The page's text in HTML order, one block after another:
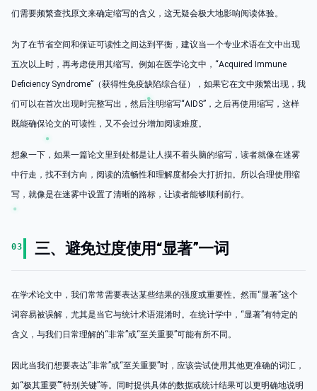
们需要频繁查找原文来确定缩写的含义，这无疑会极大地影响阅读体验。
为了在节省空间和保证可读性之间达到平衡，建议当一个专业术语在文中出现
五次以上时，再考虑使用其缩写。例如在医学论文中，“Acquired Immune
Deficiency Syndrome”（获得性免疫缺陷综合征），如果它在文中频繁出现，我
们可以在首次出现时完整写出，然后注明缩写“AIDS”，之后再使用缩写，这样
既能确保论文的可读性，又不会过分增加阅读难度。
想象一下，如果一篇论文里到处都是让人摸不着头脑的缩写，读者就像在迷雾
中行走，找不到方向，阅读的流畅性和理解度都会大打折扣。所以合理使用缩
写，就像是在迷雾中设置了清晰的路标，让读者能够顺利前行。
03 三、避免过度使用“显著”一词
在学术论文中，我们常常需要表达某些结果的强度或重要性。然而“显著”这个
词容易被误解，尤其是当它与统计术语混淆时。在统计学中，“显著”有特定的
含义，与我们日常理解的“非常”或“至关重要”可能有所不同。
因此当我们想要表达“非常”或“至关重要”时，应该尝试使用其他更准确的词汇，
如“极其重要”“特别关键”等。同时提供具体的数据或统计结果可以更明确地说明